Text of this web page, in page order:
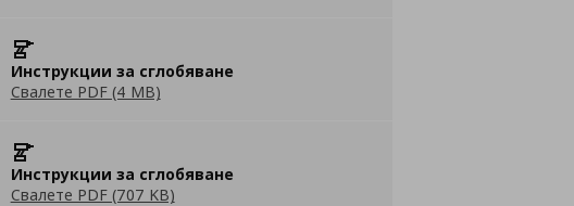
Инструкции за сглобяване
Свалете PDF (4 MB)
Инструкции за сглобяване
Свалете PDF (707 KB)